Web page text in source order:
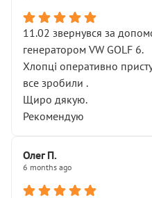
11.02 звернувся за
генератором VW GOLF 6.
Хлопці оперативно
все зробили .
Щиро дякую.
Рекомендую
Олег П.
6 months ago